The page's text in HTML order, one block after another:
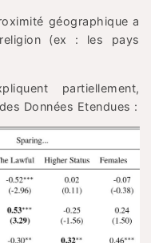
géographique a
(ex : les pays
partiellement,
Données Etendues :